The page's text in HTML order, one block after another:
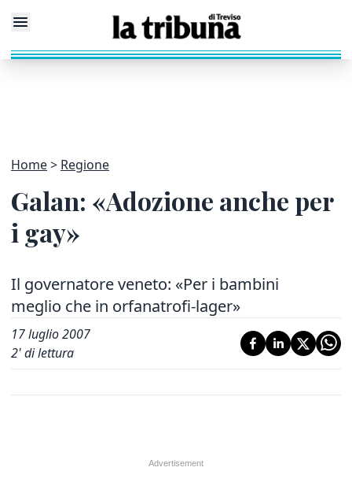
Home Regione
Galan: «Adozione anche per
i gay»
Il governatore veneto: «Per i bambini
meglio che in orfanatrofi-lager»
17 luglio 2007
2' di lettura